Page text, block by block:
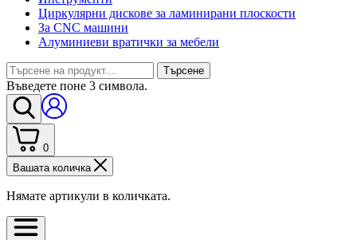
Циркулярни дискове за ламинирани плоскости
За CNC машини
Алуминиеви вратички за мебели
Търсене
Въведете поне 3 символа.
0
Вашата количка
Нямате артикули в количката.